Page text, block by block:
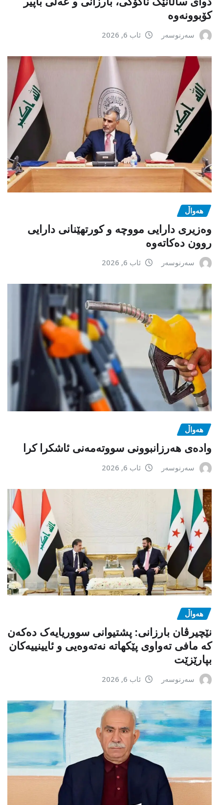
کۆبوونەوە
سەرنوسەر ئاب 6, 2026
هەواڵ
وەزیری دارایی مووچە و کورتهێنانی دارایی
روون دەکاتەوە
سەرنوسەر ئاب 6, 2026
هەواڵ
وادەی هەرزانبوونی سووتەمەنی ئاشکرا کرا
سەرنوسەر ئاب 6, 2026
هەواڵ
نێچیرڤان بارزانی: پشتیوانی سووریایەک دەکەن
کە مافی تەواوی پێکهاتە نەتەوەیی و ئایینییەکان
بپارێزێت
سەرنوسەر ئاب 6, 2026